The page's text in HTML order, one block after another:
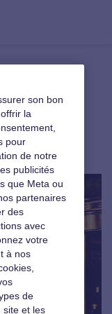
son bon
la
pour
de notre
publicités
que Meta ou
partenaires
des
avec
votre
à nos
de
site et les